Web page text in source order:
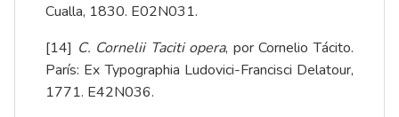
Cualla, 1830. E02N031.
[14] C. Cornelii Taciti opera, por Cornelio Tácito.
París: Ex Typographia Ludovici-Francisci Delatour,
1771. E42N036.